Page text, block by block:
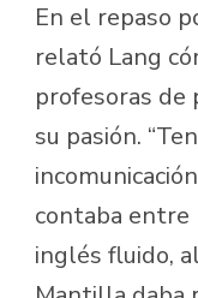
En el repaso
relató Lang
profesoras de
su pasión.
contaba entre
inglés fluido,